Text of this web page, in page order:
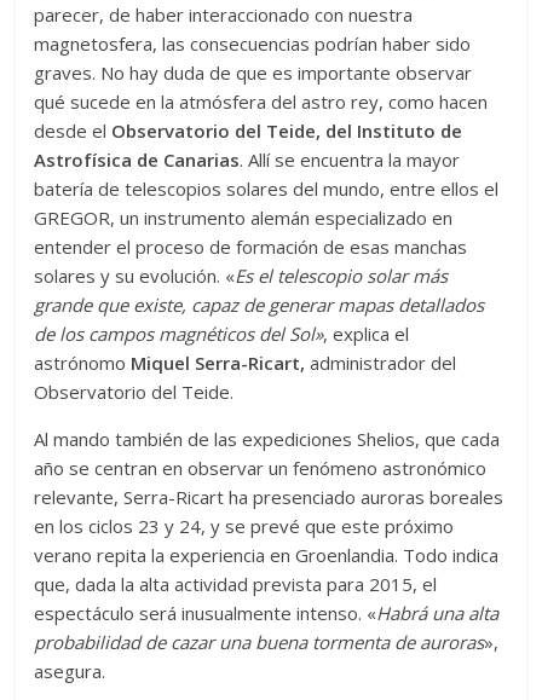
parecer, de haber interaccionado con nuestra
magnetosfera, las consecuencias podrían haber sido
graves. No hay duda de que es importante observar
qué sucede en la atmósfera del astro rey, como hacen
desde el Observatorio del Teide, del Instituto de
Astrofísica de Canarias. Allí se encuentra la mayor
batería de telescopios solares del mundo, entre ellos el
GREGOR, un instrumento alemán especializado en
entender el proceso de formación de esas manchas
solares y su evolución. «Es el telescopio solar más
grande que existe, capaz de generar mapas detallados
de los campos magnéticos del Sol», explica el
astrónomo Miquel Serra-Ricart,administrador del
Observatorio del Teide.
Al mando también de las expediciones Shelios, que cada
año se centran en observar un fenómeno astronómico
relevante, Serra-Ricart ha presenciado auroras boreales
en los ciclos 23 y 24, y se prevé que este próximo
verano repita la experiencia en Groenlandia. Todo indica
que, dada la alta actividad prevista para 2015, el
espectáculo será inusualmente intenso. «Habrá una alta
probabilidad de cazar una buena tormenta de auroras»,
asegura.